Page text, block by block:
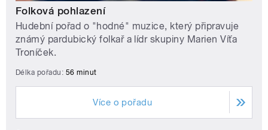
Folková pohlazení
Hudební pořad o "hodné" muzice, který připravuje
známý pardubický folkař a lídr skupiny Marien Víťa
Troníček.
Délka pořadu: 56 minut
Více o pořadu